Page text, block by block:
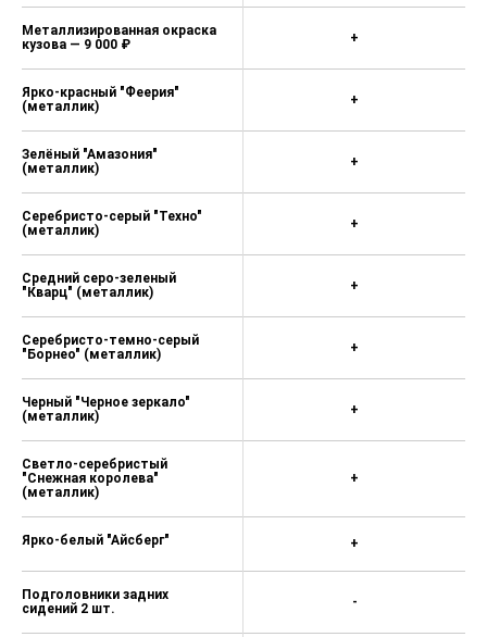
Металлизированная окраска
кузова — 9 000 ₽
Ярко-красный "Феерия"
(металлик)
Зелёный "Амазония"
(металлик)
Серебристо-серый "Техно"
(металлик)
Средний серо-зеленый
"Кварц" (металлик)
Серебристо-темно-серый
"Борнео" (металлик)
Черный "Черное зеркало"
(металлик)
Светло-серебристый
"Снежная королева"
(металлик)
Ярко-белый "Айсберг"
Подголовники задних
сидений 2 шт.
+
+
+
+
+
+
+
+
+
-